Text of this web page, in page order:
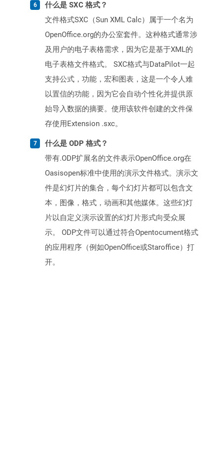
什么是 SXC 格式？
文件格式SXC（Sun XML Calc）属于一个名为
OpenOffice.org的办公室套件。这种格式通常涉
及用户的电子表格需求，因为它是基于XML的
电子表格文件格式。 SXC格式与DataPilot一起
支持公式，功能，宏和图表，这是一个令人难
以置信的功能，因为它会自动个性化并提供原
始导入数据的摘要。使用该软件创建的文件保
存使用Extension .sxc。
什么是 ODP 格式？
带有.ODP扩展名的文件表示OpenOffice.org在
Oasisopen标准中使用的演示文件格式。演示文
件是幻灯片的集合，每个幻灯片都可以包含文
本，图像，格式，动画和其他媒体。这些幻灯
片以自定义演示设置的幻灯片形式向受众展
示。 ODP文件可以通过符合Opentocument格式
的应用程序（例如OpenOffice或Staroffice）打
开。